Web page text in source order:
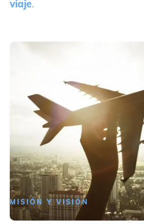
viaje.
MISIÓN Y VISIÓN